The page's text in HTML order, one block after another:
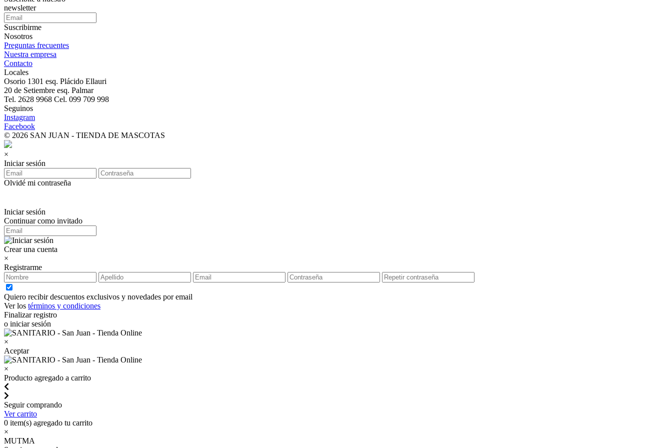
newsletter
Suscribirme
Nosotros
Preguntas frecuentes
Nuestra empresa
Contacto
Locales
Osorio 1301 esq. Plácido Ellauri
20 de Setiembre esq. Palmar
Tel. 2628 9968 Cel. 099 709 998
Seguinos
Instagram
Facebook
© 2026 SAN JUAN - TIENDA DE MASCOTAS
×
Iniciar sesión
Olvidé mi contraseña
Iniciar sesión
Continuar como invitado
Crear una cuenta
×
Registrarme
Quiero recibir descuentos exclusivos y novedades por email
Ver los términos y condiciones
Finalizar registro
o iniciar sesión
×
Aceptar
×
Producto agregado a carrito
Seguir comprando
Ver carrito
0 item(s) agregado tu carrito
×
MUTMA